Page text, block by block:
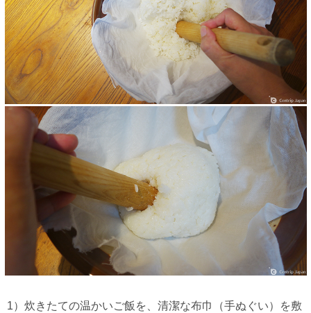
1）炊きたての温かいご飯を、清潔な布巾（手ぬぐい）を敷